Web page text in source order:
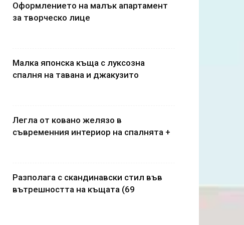
Оформлението на малък апартамент
за творческо лице
Малка японска къща с луксозна
спалня на тавана и джакузито
Легла от ковано желязо в
съвременния интериор на спалнята +
Разполага с скандинавски стил във
вътрешността на къщата (69